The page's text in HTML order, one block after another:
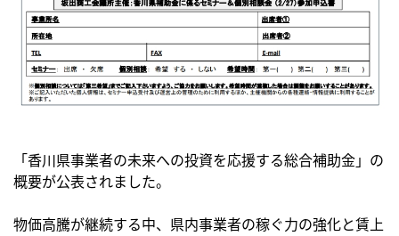
「香川県事業者の未来への投資を応援する総合補助金」の
概要が公表されました。
物価高騰が継続する中、県内事業者の稼ぐ力の強化と賃上